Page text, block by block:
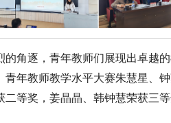
的角逐，青年教师们展现出卓越
青年教师教学水平大赛朱慧星
二等奖， 姜晶晶 韩钟慧荣获三